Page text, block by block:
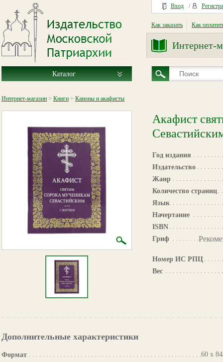
Вход /
Как заказать Как
Интернет-
Каталог
Интернет-магазин > Книги > Каноны и акафисты
Акафист
Год издания
Издательство
Жанр
Количество страниц
Язык
Начертание
ISBN
Гриф
Номер ИС РПЦ
Вес
Дополнительные характеристики
Формат
60 х